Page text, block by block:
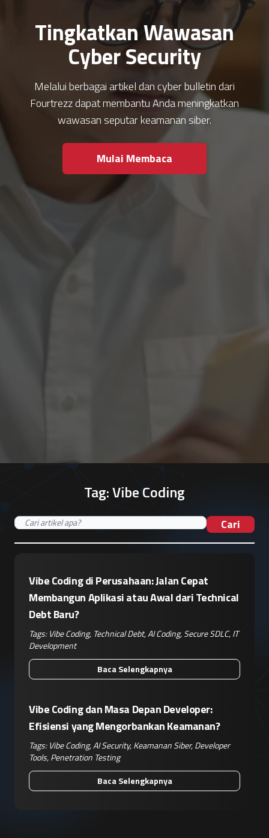
Tingkatkan Wawasan
Cyber Security
Melalui berbagai artikel dan cyber bulletin dari
Fourtrezz dapat membantu Anda meningkatkan
wawasan seputar keamanan siber.
Mulai Membaca
Tag:Vibe Coding
Cari
Vibe Coding di Perusahaan: Jalan Cepat
Membangun Aplikasi atau Awal dari Technical
Debt Baru?
Tags: Vibe Coding, Technical Debt,AI Coding,Secure SDLC,IT
Development
Baca Selengkapnya
Vibe Coding dan Masa Depan Developer:
Efisiensi yang Mengorbankan Keamanan?
Tags: Vibe Coding,AI Security,Keamanan Siber,Developer
Tools,Penetration Testing
Baca Selengkapnya